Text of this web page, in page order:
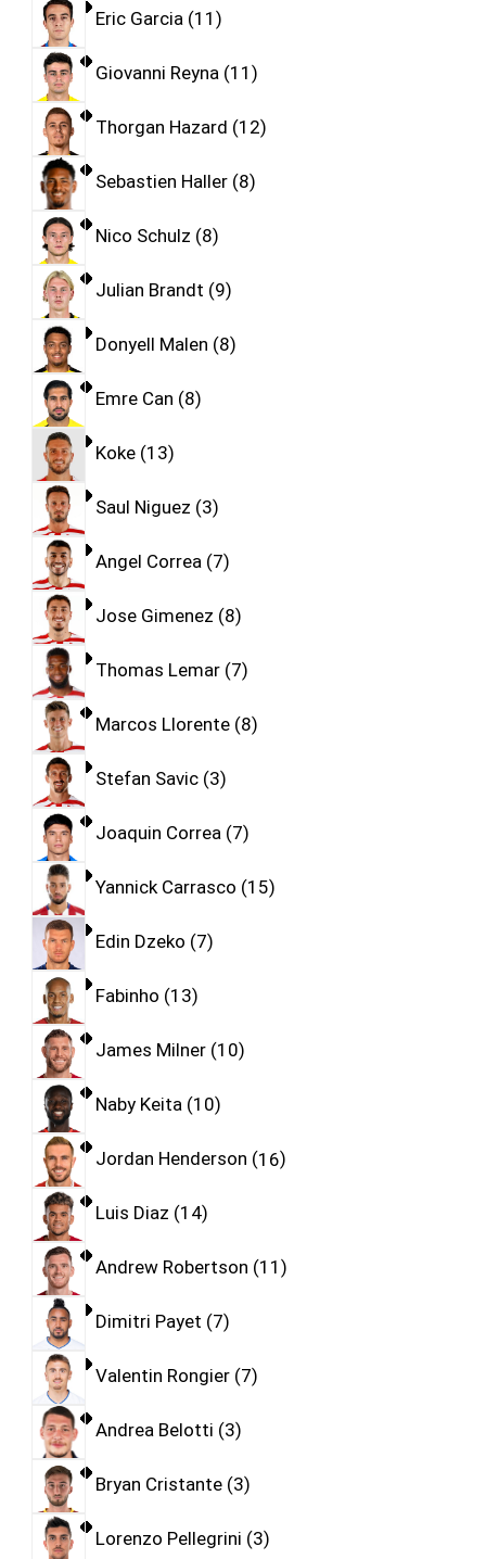
Eric Garcia 11
Giovanni Reyna 11
Thorgan Hazard 12
Sebastien Haller 8
Nico Schulz 8
Julian Brandt 9
Donyell Malen 8
Emre Can 8
Koke 13
Saul Niguez 3
Angel Correa 7
Jose Gimenez 8
Thomas Lemar 7
Marcos Llorente 8
Stefan Savic 3
Joaquin Correa 7
Yannick Carrasco 15
Edin Dzeko 7
Fabinho 13
James Milner 10
Naby Keita 10
Jordan Henderson 16
Luis Diaz 14
Andrew Robertson 11
Dimitri Payet 7
Valentin Rongier 7
Andrea Belotti 3
Bryan Cristante 3
Lorenzo Pellegrini 3